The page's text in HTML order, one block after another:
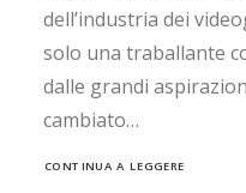
dell’industria dei
solo una traballante
dalle grandi
cambiato…
CONTINUA A LEGGERE